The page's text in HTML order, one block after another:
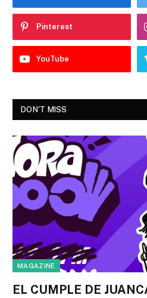
Pinterest
YouTube
DON'T MISS
MAGAZINE
EL CUMPLE DE